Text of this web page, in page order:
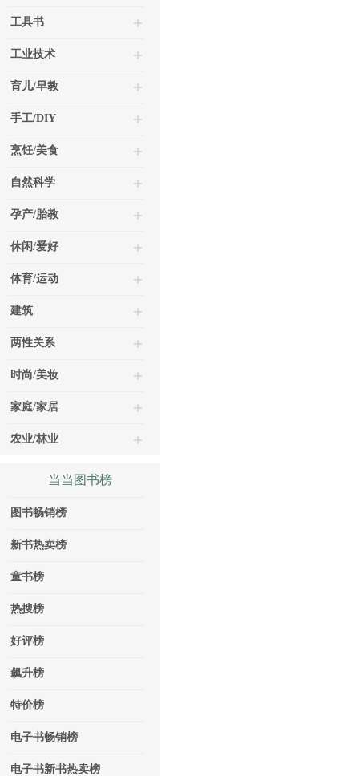
工具书
工业技术
育儿/早教
手工/DIY
烹饪/美食
自然科学
孕产/胎教
休闲/爱好
体育/运动
建筑
两性关系
时尚/美妆
家庭/家居
农业/林业
当当图书榜
图书畅销榜
新书热卖榜
童书榜
热搜榜
好评榜
飙升榜
特价榜
电子书畅销榜
电子书新书热卖榜